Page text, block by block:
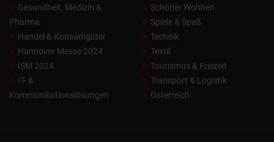
Gesundheit, Medizin &
Pharma
Handel & Konsumgüter
Hannover Messe 2024
ISM 2024
IT- &
Kommunikationslösungen
Schöner Wohnen
Spiele & Spaß
Technik
Textil
Tourismus & Freizeit
Transport & Logistik
Österreich